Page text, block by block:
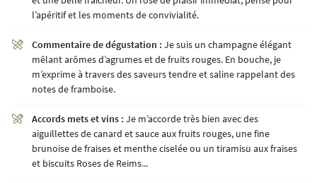
Adresse email de réception
 Recopier le code ci-contre
Rafraîchir le captcha
l’apéritif et les moments de convivialité.
 Commentaire de dégustation : Je suis un champagne élégant
mêlant arômes d’agrumes et de fruits rouges. En bouche, je
m’exprime à travers des saveurs tendre et saline rappelant des
notes de framboise.
 Accords mets et vins : Je m’accorde très bien avec des
aiguillettes de canard et sauce aux fruits rouges, une fine
brunoise de fraises et menthe ciselée ou un tiramisu aux fraises
et biscuits Roses de Reims...